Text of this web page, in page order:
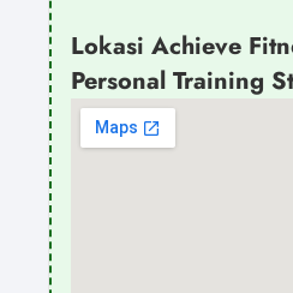
Lokasi Achieve
Personal Training